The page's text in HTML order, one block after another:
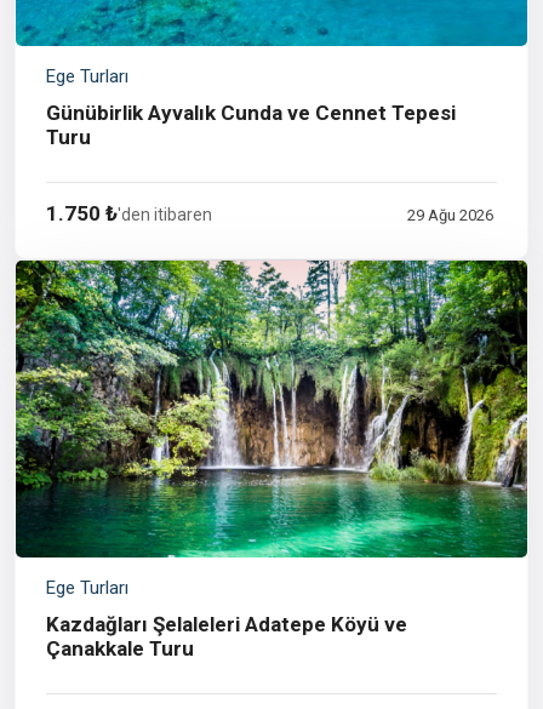
Ege Turları
Günübirlik Ayvalık Cunda ve Cennet Tepesi
Turu
1.750 ₺'den itibaren 29 Ağu 2026
Ege Turları
Kazdağları Şelaleleri Adatepe Köyü ve
Çanakkale Turu